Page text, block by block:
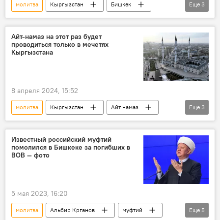
молитва Кыргызстан
Бишкек
Орозо айт
верующие видео
Еще 3
Айт-намаз на этот раз будет
проводиться только в мечетях
Кыргызстана
8 апреля 2024, 15:52
молитва Кыргызстан
Айт намаз
Орозо айт
намаз мечеть
Еще 3
Известный российский муфтий
помолился в Бишкеке за погибших в
ВОВ — фото
5 мая 2023, 16:20
молитва Альбир Крганов
муфтий
Еще 5